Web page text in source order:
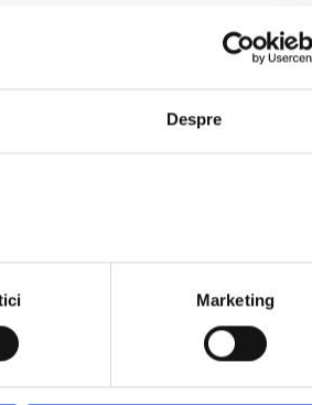
Despre
Marketing